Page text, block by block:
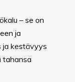
– se on
ja
ja kestävyys
tahansa